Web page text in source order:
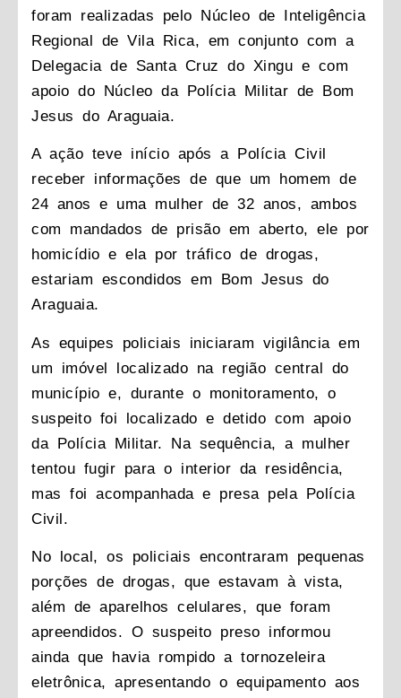
foram realizadas pelo Núcleo de Inteligência
Regional de Vila Rica, em conjunto com a
Delegacia de Santa Cruz do Xingu e com
apoio do Núcleo da Polícia Militar de Bom
Jesus do Araguaia.
A ação teve início após a Polícia Civil
receber informações de que um homem de
24 anos e uma mulher de 32 anos, ambos
com mandados de prisão em aberto, ele por
homicídio e ela por tráfico de drogas,
estariam escondidos em Bom Jesus do
Araguaia.
As equipes policiais iniciaram vigilância em
um imóvel localizado na região central do
município e, durante o monitoramento, o
suspeito foi localizado e detido com apoio
da Polícia Militar. Na sequência, a mulher
tentou fugir para o interior da residência,
mas foi acompanhada e presa pela Polícia
Civil.
No local, os policiais encontraram pequenas
porções de drogas, que estavam à vista,
além de aparelhos celulares, que foram
apreendidos. O suspeito preso informou
ainda que havia rompido a tornozeleira
eletrônica, apresentando o equipamento aos